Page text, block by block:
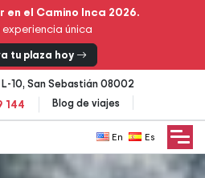
en el Camino Inca 2026.
experiencia única
tu plaza hoy
10, San Sebastián 08002
144
Blog de viajes
English Español